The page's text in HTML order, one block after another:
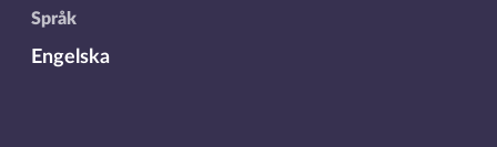
Språk
Engelska